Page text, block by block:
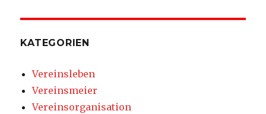
KATEGORIEN
Vereinsleben
Vereinsmeier
Vereinsorganisation